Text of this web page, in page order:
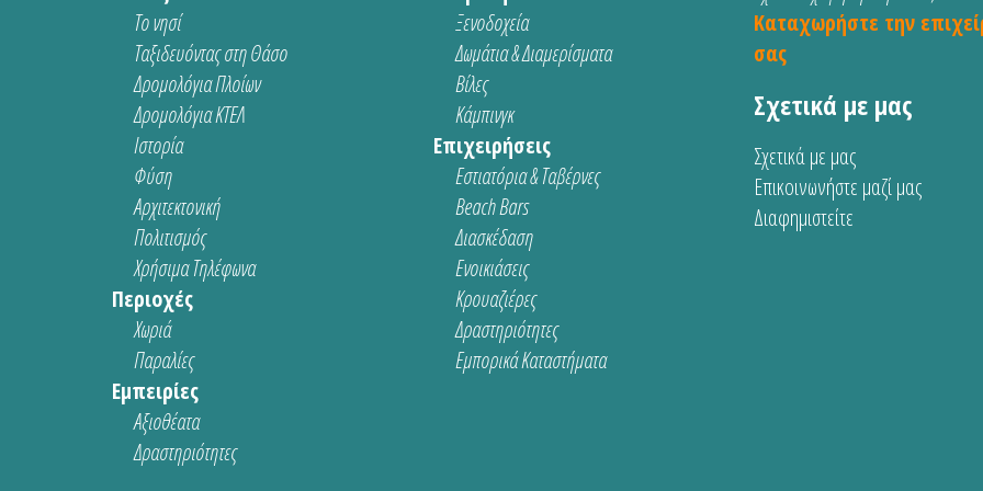
Το νησί
Ταξιδευόντας στη Θάσο
Δρομολόγια Πλοίων
Δρομολόγια ΚΤΕΛ
Ιστορία
Φύση
Αρχιτεκτονική
Πολιτισμός
Χρήσιμα Τηλέφωνα
Περιοχές
Χωριά
Παραλίες
Εμπειρίες
Αξιοθέατα
Δραστηριότητες
Ξενοδοχεία
Δωμάτια & Διαμερίσματα
Βίλες
Κάμπινγκ
Επιχειρήσεις
Εστιατόρια & Ταβέρνες
Beach Bars
Διασκέδαση
Ενοικιάσεις
Κρουαζιέρες
Δραστηριότητες
Εμπορικά Καταστήματα
Καταχωρήστε την
σας
Σχετικά με μας
Σχετικά με μας
Επικοινωνήστε μαζί μας
Διαφημιστείτε